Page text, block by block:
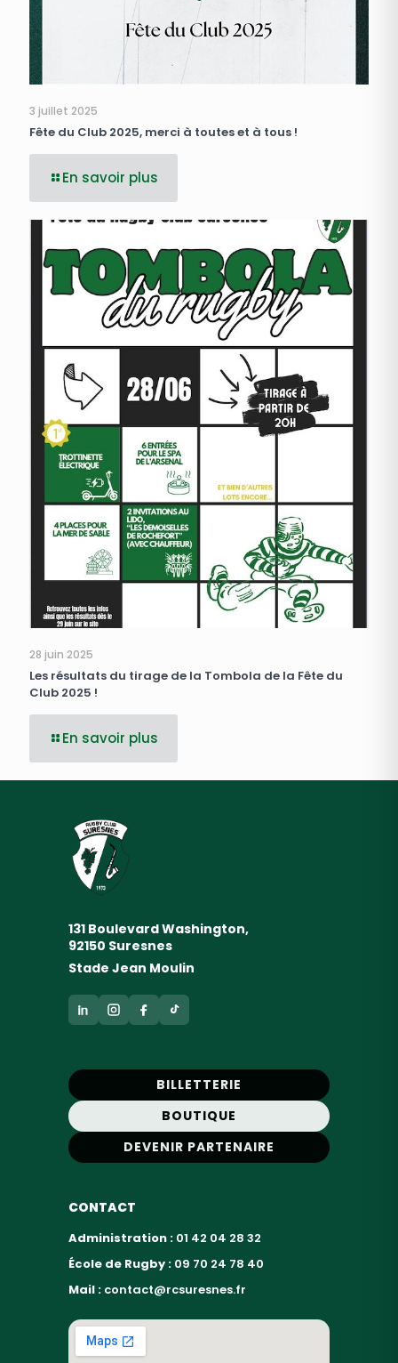
3 juillet 2025
Fête du Club 2025, merci à toutes et à tous !
En savoir plus
28 juin 2025
Les résultats du tirage de la Tombola de la Fête du
Club 2025 !
En savoir plus
131 Boulevard Washington,
92150 Suresnes
Stade Jean Moulin
BILLETTERIE
BOUTIQUE
DEVENIR PARTENAIRE
CONTACT
Administration : 01 42 04 28 32
École de Rugby : 09 70 24 78 40
Mail : contact@rcsuresnes.fr